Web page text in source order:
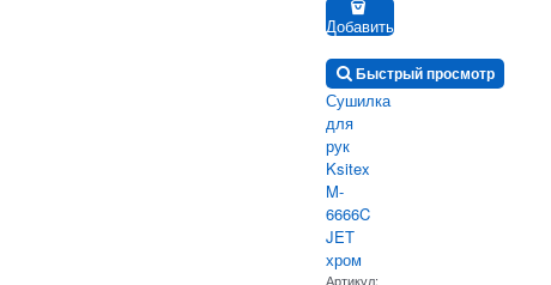
Добавить
Быстрый просмотр
Сушилка
для
рук
Ksitex
M-
6666C
JET
хром
Артикул: